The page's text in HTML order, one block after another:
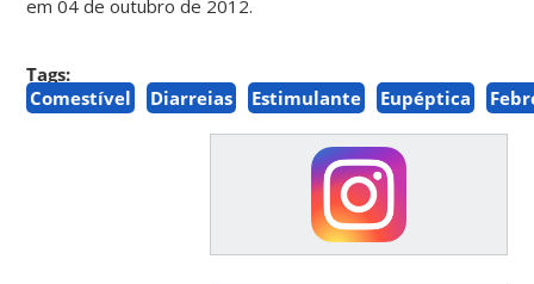
em 04 de outubro de 2012.
Tags:
Comestível
Diarreias Estimulante Eupéptica